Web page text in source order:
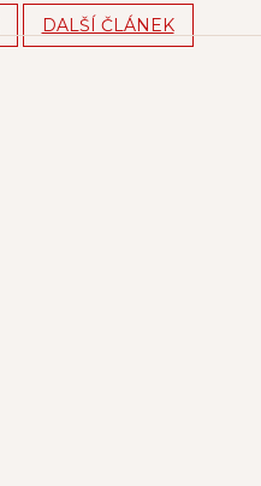
DALŠÍ ČLÁNEK